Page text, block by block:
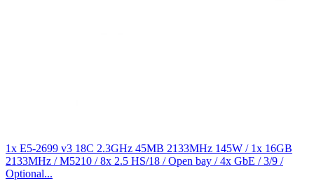
1x E5-2699 v3 18C 2.3GHz 45MB 2133MHz 145W / 1x 16GB
2133MHz / M5210 / 8x 2.5 HS/18 / Open bay / 4x GbE / 3/9 /
Optional...